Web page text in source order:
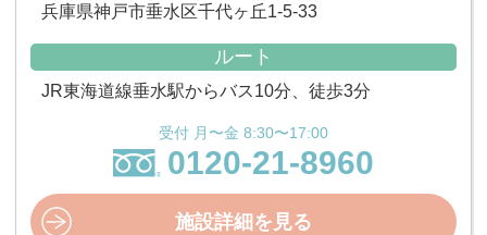
兵庫県神戸市垂水区千代ヶ丘1-5-33
ルート
JR東海道線垂水駅からバス10分、徒歩3分
受付 月〜金 8:30〜17:00
0120-21-8960
施設詳細を見る